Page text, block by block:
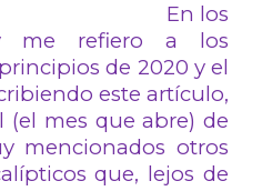
los
me refiero a los
de 2020 y el
este artículo,
(el mes que abre) de
mencionados otros
que, lejos de